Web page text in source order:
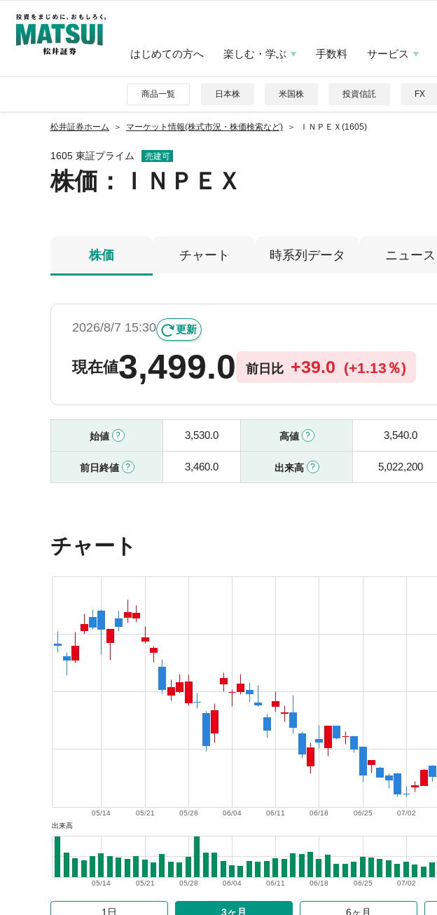
はじめての方へ 楽しむ・学ぶ 手数料 サービス
商品一覧 日本株 米国株 投資信託 FX
松井証券ホーム マーケット情報(株式市況・株価検索など) ＩＮＰＥＸ(1605)
1605 東証プライム 売建可
株価 ：ＩＮＰＥＸ
株価 チャート 時系列データ ニュース
2026/8/7 15:30 更新
現在値3,499.0 前日比 +39.0 (+1.13％)
始値 3,530.0 高値 3,540.0
前日終値 3,460.0 出来高 5,022,200
チャート
07/02
06/25
06/18
06/11
06/04
05/28
05/21
05/14
出来高
07/02
06/25
06/18
06/11
06/04
05/28
05/21
05/14
1日 3ヶ月 6ヶ月